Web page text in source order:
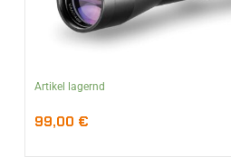
Artikel lagernd
99,00 €